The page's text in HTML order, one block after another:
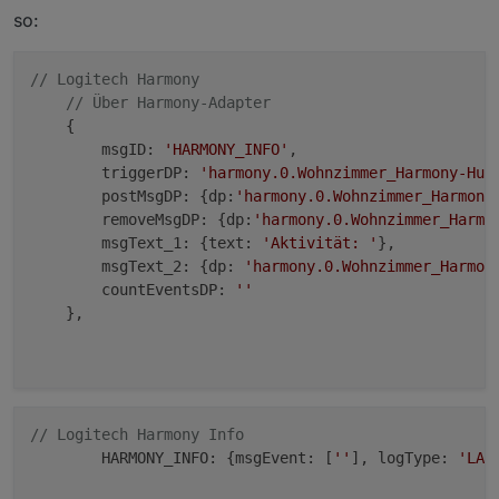
so:
// Logitech Harmony
// Über Harmony-Adapter
    {
        msgID:
'HARMONY_INFO' ,
        triggerDP:
        postMsgDP: {dp:
        removeMsgDP: {dp:
        msgText_1: {text:
'Aktivität: ' },
        msgText_2: {dp:
        countEventsDP:
''
    },
// Logitech Harmony Info
        HARMONY_INFO: {msgEvent: [
'' ], logType: